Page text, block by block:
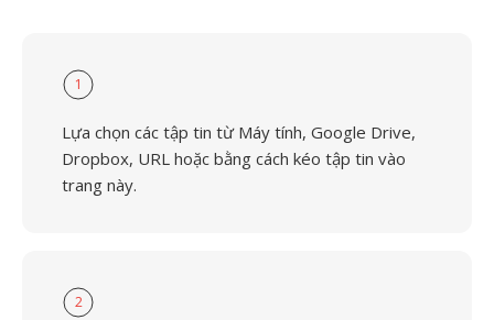
1
Lựa chọn các tập tin từ Máy tính, Google Drive,
Dropbox, URL hoặc bằng cách kéo tập tin vào
trang này.
2